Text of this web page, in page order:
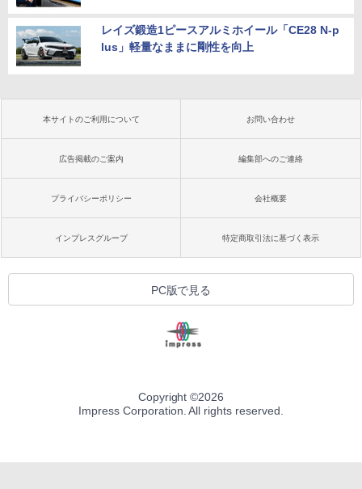
レイズ鍛造1ピースアルミホイール「CE28 N-p
lus」軽量なままに剛性を向上
本サイトのご利用について お問い合わせ
広告掲載のご案内 編集部へのご連絡
プライバシーポリシー 会社概要
インプレスグループ 特定商取引法に基づく表示
PC版で見る
Copyright ©2026
Impress Corporation. All rights reserved.